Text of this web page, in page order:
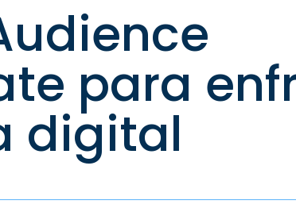
para
digital